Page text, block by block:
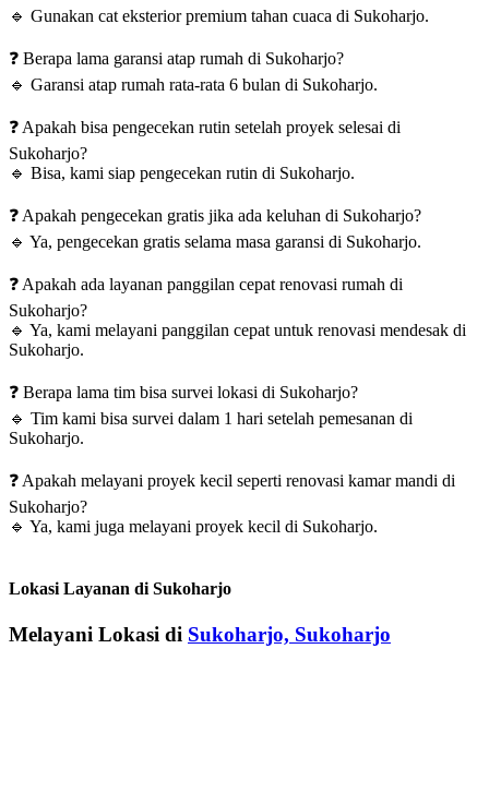
🔹 Gunakan cat eksterior premium tahan cuaca di Sukoharjo.
❓ Berapa lama garansi atap rumah di Sukoharjo?
🔹 Garansi atap rumah rata-rata 6 bulan di Sukoharjo.
❓ Apakah bisa pengecekan rutin setelah proyek selesai di
Sukoharjo?
🔹 Bisa, kami siap pengecekan rutin di Sukoharjo.
❓ Apakah pengecekan gratis jika ada keluhan di Sukoharjo?
🔹 Ya, pengecekan gratis selama masa garansi di Sukoharjo.
❓ Apakah ada layanan panggilan cepat renovasi rumah di
Sukoharjo?
🔹 Ya, kami melayani panggilan cepat untuk renovasi mendesak di
Sukoharjo.
❓ Berapa lama tim bisa survei lokasi di Sukoharjo?
🔹 Tim kami bisa survei dalam 1 hari setelah pemesanan di
Sukoharjo.
❓ Apakah melayani proyek kecil seperti renovasi kamar mandi di
Sukoharjo?
🔹 Ya, kami juga melayani proyek kecil di Sukoharjo.
Lokasi Layanan di Sukoharjo
Melayani Lokasi di Sukoharjo, Sukoharjo